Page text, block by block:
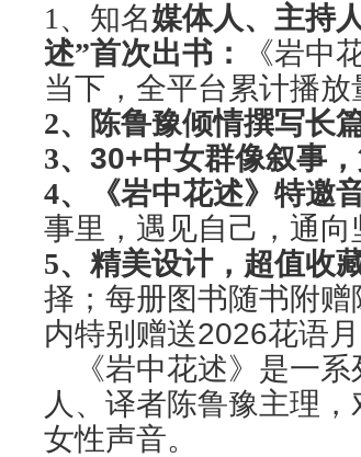
1 、知名媒体人、主持
述”首次出书：
《岩中
当下，全平台累计播放
2、陈鲁豫倾情撰写长
3、 30+中女群像叙事
4、《岩中花述》特邀
事里，遇见自己，通向
5、精美设计，超值收
择；每册图书随书附
内特别赠送2026花语
《岩中花述》是一
人、译者陈鲁豫主理，
女性声音。